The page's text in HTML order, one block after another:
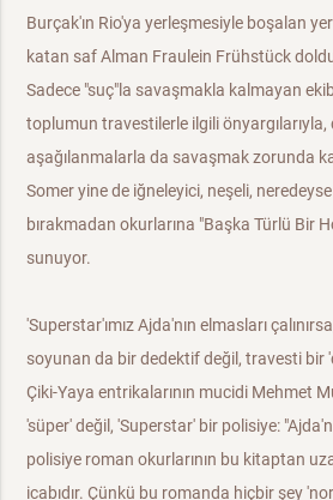
Burçak'ın Rio'ya yerleşmesiyle boşalan
katan saf Alman Fraulein Frühstück
Sadece "suç"la savaşmakla kalmayan
toplumun travestilerle ilgili önyargılarıyla,
aşağılanmalarla da savaşmak zorunda
Somer yine de iğneleyici, neşeli,
bırakmadan okurlarına "Başka Türlü Bir
sunuyor.
'Superstar'ımız Ajda'nın elmasları
soyunan da bir dedektif değil, travesti bir
Çiki-Yaya entrikalarının mucidi Mehmet
'süper' değil, 'Superstar' bir polisiye:
polisiye roman okurlarının bu kitaptan
icabıdır. Çünkü bu romanda hiçbir şey